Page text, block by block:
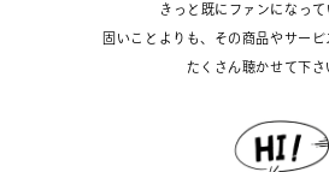
きっと既にファンになって
固いことよりも、その商品やサー
たくさん聴かせて下さ